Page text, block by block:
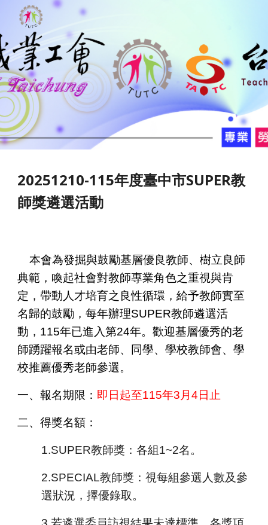
Skip to main content
20251210-115年度臺中市SUPER教
師獎遴選活動
本會為發掘與鼓勵基層優良教師、樹立良師
典範，喚起社會對教師專業角色之重視與肯
定，帶動人才培育之良性循環，給予教師實至
名歸的鼓勵，每年辦理SUPER教師遴選活
動，115年已進入第24年。歡迎基層優秀的老
師踴躍報名或由老師、同學、學校教師會、學
校推薦優秀老師參選。
一、報名期限： 即日起至115年3月4日止
二、得獎名額：
1.SUPER教師獎：各組1~2名。
2.SPECIAL教師獎：視每組參選人數及參
選狀況，擇優錄取。